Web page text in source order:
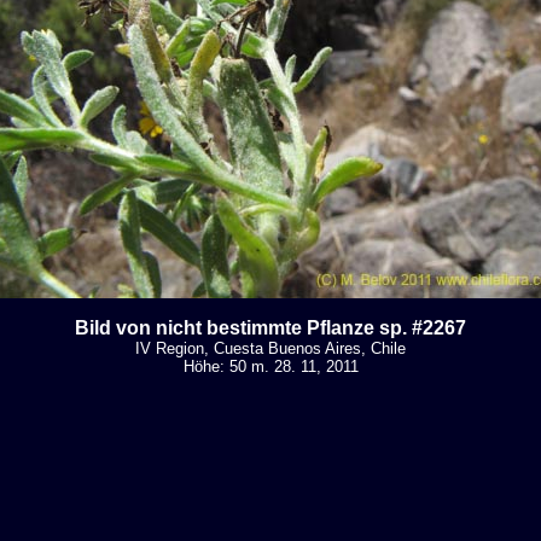
Bild von nicht bestimmte Pflanze sp. #2267
IV Region, Cuesta Buenos Aires, Chile
Höhe: 50 m. 28. 11, 2011